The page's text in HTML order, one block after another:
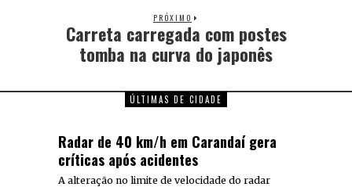
PRÓXIMO
Carreta carregada com postes
tomba na curva do japonês
ÚLTIMAS DE CIDADE
Radar de 40 km/h em Carandaí gera
críticas após acidentes
A alteração no limite de velocidade do radar